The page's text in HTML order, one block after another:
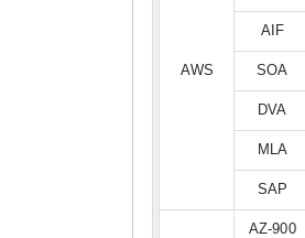
AWS
AIF
SOA
DVA
MLA
SAP
AZ-900